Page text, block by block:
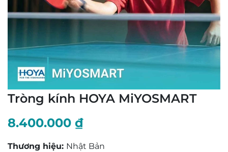
Tròng kính HOYA MiYOSMART
8.400.000 ₫
Thương hiệu: Nhật Bản